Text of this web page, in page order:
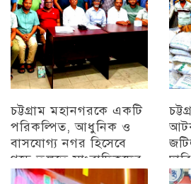
চট্টগ্রাম মহানগরকে একটি
পরিকল্পিত, আধুনিক ও
বাসযোগ্য নগর হিসেবে
গড়ে তুলতে সাংবাদিকদের
ইতিবাচক ভূমিকা গুরুত্বপূর্ণ